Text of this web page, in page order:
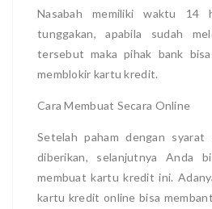
Nasabah memiliki waktu 14
tunggakan, apabila sudah
tersebut maka pihak bank
memblokir kartu kredit.
Cara Membuat Secara Online
Setelah paham dengan
diberikan, selanjutnya Anda
membuat kartu kredit ini.
kartu kredit online bisa